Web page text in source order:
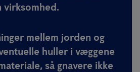
virksomhed.
mellem jorden og
huller i væggene
så gnavere ikke